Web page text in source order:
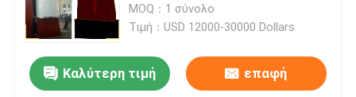
ατσάλινης δεξαμενής
MOQ：1 σύνολο
Τιμή：USD 12000-30000 Dollars
Καλύτερη τιμή επαφή